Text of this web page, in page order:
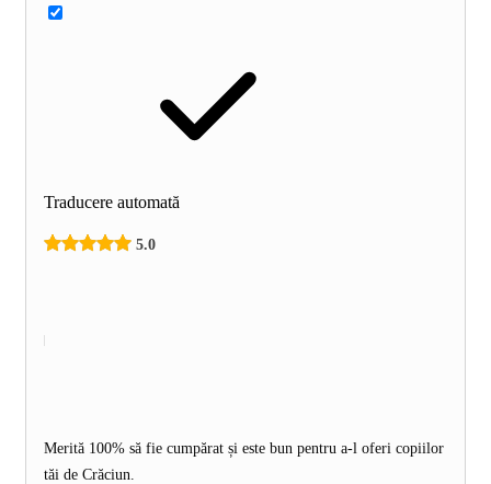
Traducere automată
5.0
Merită 100% să fie cumpărat și este bun pentru a-l oferi copiilor
tăi de Crăciun.